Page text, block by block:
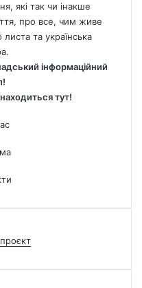
які так чи інакше
про все, чим живе
листа та українська
інформаційний
тут!